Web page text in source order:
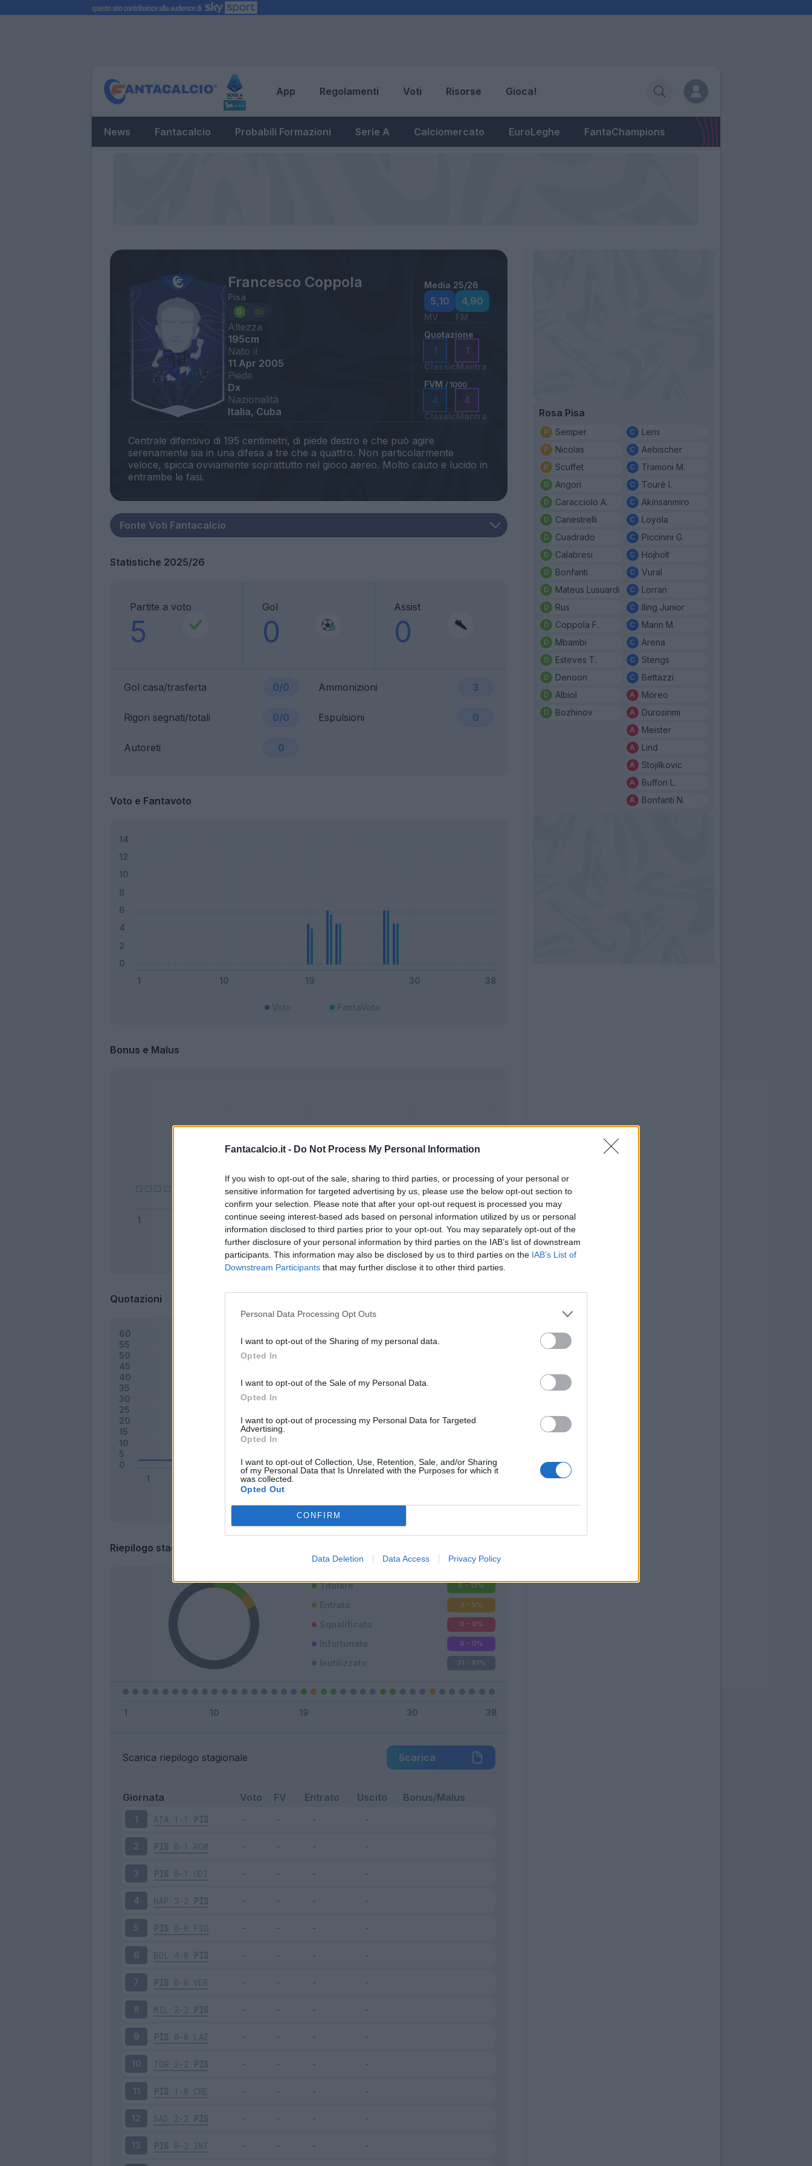
Fantacalcio.it - Do Not Process My Personal Information
If you wish to opt-out of the sale, sharing to third parties, or processing of your personal or
sensitive information for targeted advertising by us, please use the below opt-out section to
confirm your selection. Please note that after your opt-out request is processed you may
continue seeing interest-based ads based on personal information utilized by us or personal
information disclosed to third parties prior to your opt-out. You may separately opt-out of the
further disclosure of your personal information by third parties on the IAB’s list of downstream
participants. This information may also be disclosed by us to third parties on the IAB’s List of
Downstream Participants that may further disclose it to other third parties.
Personal Data Processing Opt Outs
I want to opt-out of the Sharing of my personal data.
Opted In
I want to opt-out of the Sale of my Personal Data.
Opted In
I want to opt-out of processing my Personal Data for Targeted
Advertising.
Opted In
I want to opt-out of Collection, Use, Retention, Sale, and/or Sharing
of my Personal Data that Is Unrelated with the Purposes for which it
was collected.
Opted Out
CONFIRM
Data Deletion Data Access Privacy Policy
App Regolamenti Voti Risorse Gioca!
News Fantacalcio Probabili Formazioni Serie A Calciomercato EuroLeghe FantaChampions
Francesco Coppola
Pisa
Altezza
195cm
Nato il
11 Apr 2005
Piede
Dx
Nazionalità
Italia, Cuba
Media 25/26
5,10
MV
4,90
FM
Quotazione
1
Classic
1
Mantra
FVM / 1000
4
Classic
4
Mantra
Centrale difensivo di 195 centimetri, di piede destro e che può agire
serenamente sia in una difesa a tre che a quattro. Non particolarmente
veloce, spicca ovviamente soprattutto nel gioco aereo. Molto cauto e lucido in
Statistiche 2025/26
Partite a voto
5
Gol
0
Assist
0
Gol casa/trasferta 0/0 Ammonizioni 3
Rigori segnati/totali 0/0 Espulsioni 0
Autoreti 0
Voto e Fantavoto
Bonus e Malus
Bonus Malus Presenze a voto
Quotazioni
Classic Mantra
Riepilogo stagione
Titolare 5 - 13%
Entrato 2 - 5%
Squalificato 0 - 0%
Infortunato 0 - 0%
Inutilizzato 31 - 81%
Scarica riepilogo stagionale Scarica
Giornata Voto FV Entrato Uscito Bonus/Malus
1 ATA 1-1 PIS
2 PIS 0-1 ROM
3 PIS 0-1 UDI
4 NAP 3-2 PIS
5 PIS 0-0 FIO
6 BOL 4-0 PIS
7 PIS 0-0 VER
8 MIL 2-2 PIS
9 PIS 0-0 LAZ
10 TOR 2-2 PIS
11 PIS 1-0 CRE
12 SAS 2-2 PIS
13 PIS 0-2 INT
Rosa Pisa
Semper
Nicolas
Scuffet
Angori
Caracciolo A.
Canestrelli
Cuadrado
Calabresi
Bonfanti
Mateus Lusuardi
Rus
Coppola F.
Mbambi
Esteves T.
Denoon
Albiol
Bozhinov
Leris
Aebischer
Tramoni M.
Tourè I.
Akinsanmiro
Loyola
Piccinini G.
Hojholt
Vural
Lorran
Iling Junior
Marin M.
Arena
Stengs
Bettazzi
Moreo
Durosinmi
Meister
Lind
Stojilkovic
Buffon L.
Bonfanti N.